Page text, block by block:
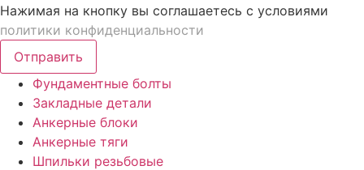
Нажимая на кнопку вы соглашаетесь с условиями
политики конфиденциальности
Отправить
Фундаментные болты
Закладные детали
Анкерные блоки
Анкерные тяги
Шпильки резьбовые